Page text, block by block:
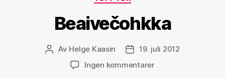
Beaivečohkka
Innleggsforfatter
Av Helge Kaasin Publiseringsdato
19. juli 2012
Ingen kommentarertil